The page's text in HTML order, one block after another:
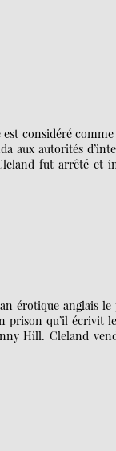
est considéré
aux autorités
fut arrêté et
érotique anglais le
prison qu’il écrivit
Hill. Cleland